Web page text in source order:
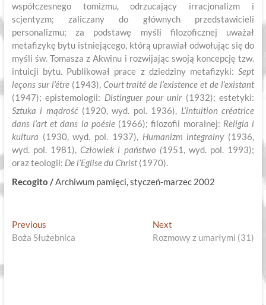
współczesnego tomizmu, odrzucający irracjonalizm i
scjentyzm; zaliczany do głównych przedstawicieli
personalizmu; za podstawę myśli filozoficznej uważał
metafizykę bytu istniejącego, którą uprawiał odwołując się do
myśli św. Tomasza z Akwinu i rozwijając swoją koncepcję tzw.
intuicji bytu. Publikował prace z dziedziny metafizyki:Sept
leçons sur l’étre (1943), Court traité de l’existence et de l’existant
(1947); epistemologii: Distinguer pour unir(1932); estetyki:
Sztuka i mądrość (1920, wyd. pol. 1936), L’intuition créatrice
dans l’art et dans la poésie(1966); filozofii moralnej: Religia i
kultura (1930, wyd. pol. 1937), Humanizm integralny(1936,
wyd. pol. 1981),Człowiek i państwo (1951, wyd. pol. 1993);
oraz teologii: De l’Eglise du Christ(1970).
Recogito /Archiwum pamięci, styczeń-marzec 2002
Nawigacja
wpisu
PreviousPrevious
post:
Boża Służebnica
Next
post:
Rozmowy z umarłymi (31)